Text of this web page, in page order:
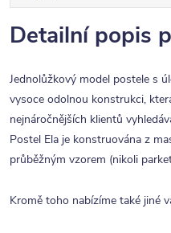
Detailní popis
Jednolůžkový model postele s
vysoce odolnou konstrukci,
nejnáročnějších klientů
Postel Ela je konstruována z
průběžným vzorem (nikoli
Kromě toho nabízíme také jiné